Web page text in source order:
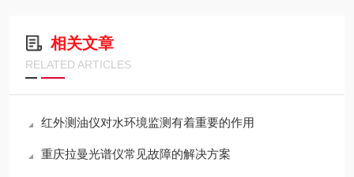
相关文章
RELATED ARTICLES
红外测油仪对水环境监测有着重要的作用
重庆拉曼光谱仪常见故障的解决方案